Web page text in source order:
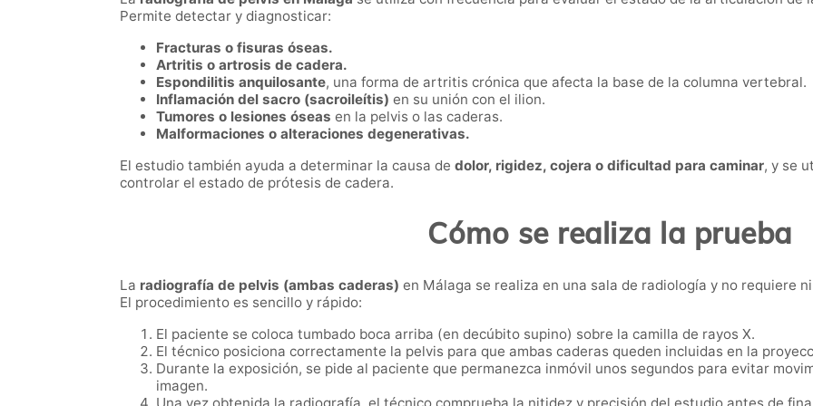
Permite detectar y diagnosticar:
Fracturas o fisuras óseas.
Artritis o artrosis de cadera.
Espondilitis anquilosante, una forma de artritis crónica que afecta la base de la columna vertebral.
Inflamación del sacro (sacroileítis) en su unión con el ilion.
Tumores o lesiones óseas en la pelvis o las caderas.
Malformaciones o alteraciones degenerativas.
El estudio también ayuda a determinar la causa de dolor, rigidez, cojera o dificultad para caminar, y se
controlar el estado de prótesis de cadera.
Cómo se realiza la prueba
La radiografía de pelvis (ambas caderas) en Málaga se realiza en una sala de radiología y no requiere
El procedimiento es sencillo y rápido:
El paciente se coloca tumbado boca arriba (en decúbito supino) sobre la camilla de rayos X.
El técnico posiciona correctamente la pelvis para que ambas caderas queden incluidas en la
Durante la exposición, se pide al paciente que permanezca inmóvil unos segundos para evitar
imagen.